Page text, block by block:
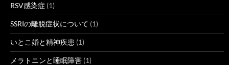
RSV感染症 (1)
SSRIの離脱症状について (1)
いとこ婚と精神疾患 (1)
メラトニンと睡眠障害 (1)